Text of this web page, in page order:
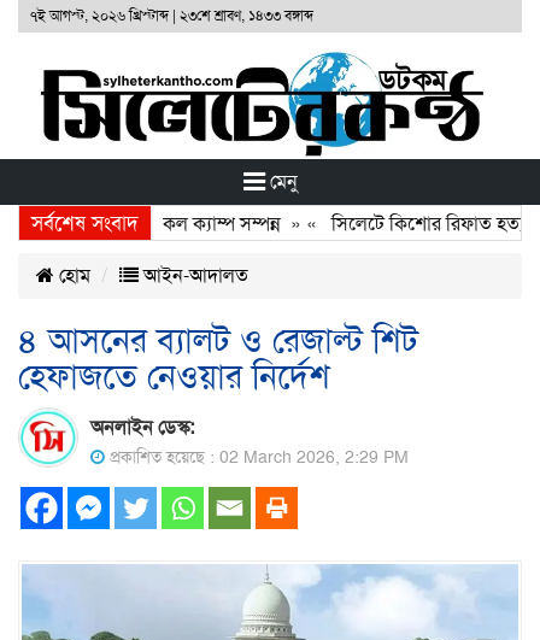
৭ই আগস্ট, ২০২৬ খ্রিস্টাব্দ| ২৩শে শ্রাবণ, ১৪৩৩ বঙ্গাব্দ
মেনু
সর্বশেষ সংবাদফ্রি মেডিকেল ক্যাম্প সম্পন্ন» « সিলেটে কিশোর রিফাত
হোম আইন-আদালত
৪ আসনের ব্যালট ও রেজাল্ট শিট
হেফাজতে নেওয়ার নির্দেশ
অনলাইন ডেস্ক:
প্রকাশিত হয়েছে : 02 March 2026, 2:29 PM